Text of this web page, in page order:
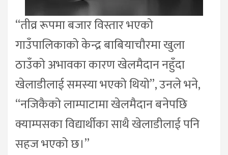
“तीव्र रूपमा बजार विस्तार भएको
गाउँपालिकाको केन्द्र बाबियाचौरमा खुला
ठाउँको अभावका कारण खेलमैदान नहुँदा
खेलाडीलाई समस्या भएको थियो”, उनले भने,
“नजिकैको लाम्पाटामा खेलमैदान बनेपछि
क्याम्पसका विद्यार्थीका साथै खेलाडीलाई पनि
सहज भएको छ।”